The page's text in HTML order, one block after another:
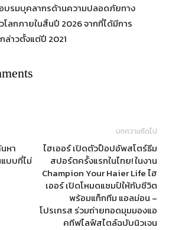
บรมบุคลากรด้านความปลอดภัยทาง
โลกภายในสิ้นปี 2026 จากที่ได้มีการ
าวตั้งแต่ปี 2021
หา
แบบที่ไม่
บทความถัดไป
ไฮเออร์ เปิดตัวป็อปอัพสโตร์ธีม
สปอร์ตครั้งแรกในไทย! ในงาน
Champion Your Haier Life ไฮ
เออร์ เปิดโหมดแชมป์ให้กับชีวิต
พร้อมแท็กทีม แอลม่อน –
โปรเกรส ร่วมถ่ายทอดมุมมองแอ
คทีฟไลฟ์สไตล์ฉบับนิวเจน